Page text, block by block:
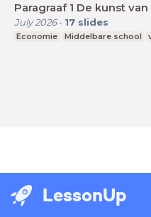
Paragraaf 1 De kunst
July 2026- 17 slides
Economie Middelbare school
LessonUp